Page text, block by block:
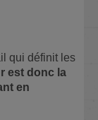
qui définit les
est donc la
en